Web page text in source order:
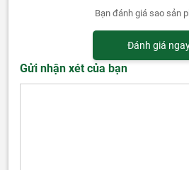
Bạn đánh giá sao sản
Đánh giá
Gửi nhận xét của bạn